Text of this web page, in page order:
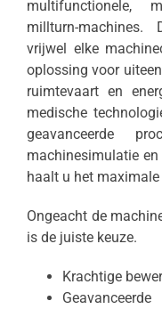
multifunctionele,
millturn-
vrijwel elke
oplossing voor
ruimtevaart en
medische
geavanceerde
machinesimulatie
haalt u het
Ongeacht de
is de juiste keuze.
Krachtige